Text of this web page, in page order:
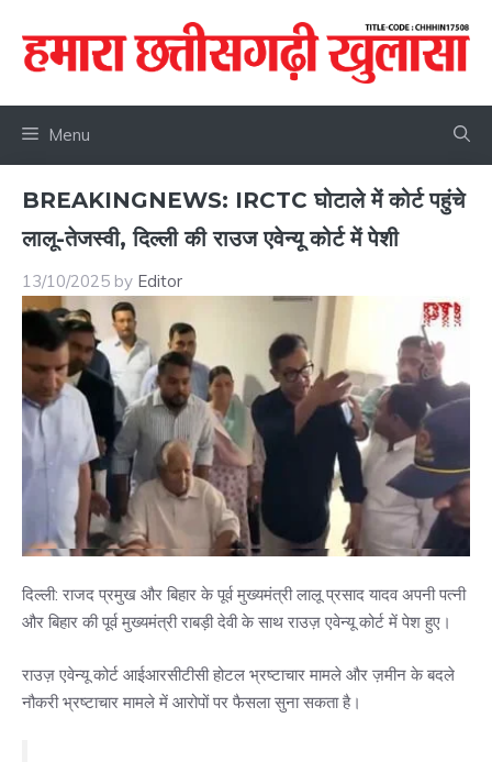
content
Menu
BREAKINGNEWS: IRCTC घोटाले में कोर्ट पहुंचे
लालू-तेजस्वी, दिल्ली की राउज एवेन्यू कोर्ट में पेशी
13/10/2025 by Editor
दिल्ली: राजद प्रमुख और बिहार के पूर्व मुख्यमंत्री लालू प्रसाद यादव अपनी पत्नी
और बिहार की पूर्व मुख्यमंत्री राबड़ी देवी के साथ राउज़ एवेन्यू कोर्ट में पेश हुए।
राउज़ एवेन्यू कोर्ट आईआरसीटीसी होटल भ्रष्टाचार मामले और ज़मीन के बदले
नौकरी भ्रष्टाचार मामले में आरोपों पर फैसला सुना सकता है।